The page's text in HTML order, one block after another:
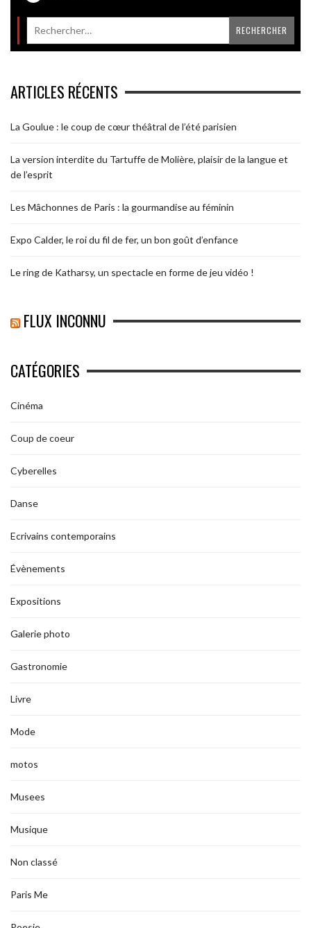
ARTICLES RÉCENTS
La Goulue : le coup de cœur théâtral de l’été parisien
La version interdite du Tartuffe de Molière, plaisir de la langue et
de l’esprit
Les Mâchonnes de Paris : la gourmandise au féminin
Expo Calder, le roi du fil de fer, un bon goût d’enfance
Le ring de Katharsy, un spectacle en forme de jeu vidéo !
FLUX INCONNU
CATÉGORIES
Cinéma
Coup de coeur
Cyberelles
Danse
Ecrivains contemporains
Évènements
Expositions
Galerie photo
Gastronomie
Livre
Mode
motos
Musees
Musique
Non classé
Paris Me